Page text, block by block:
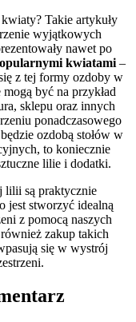
Takie artykuły
wyjątkowych
nawet po
kwiatami –
z tej formy ozdoby w
być na przykład
sklepu oraz innych
ponadczasowego
ozdobą stołów w
to koniecznie
lilie i dodatki.
lilii są praktycznie
jest stworzyć idealną
z pomocą naszych
zakup takich
się w wystrój